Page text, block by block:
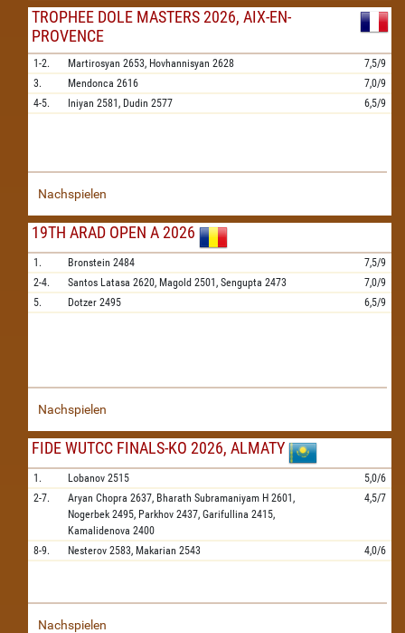
TROPHEE DOLE MASTERS 2026, AIX-EN-
PROVENCE
1-2. Martirosyan 2653, Hovhannisyan 2628
7,5/9
3.
Mendonca 2616
7,0/9
4-5.
Iniyan 2581, Dudin 2577 6,5/9
Nachspielen
19TH ARAD OPEN A 2026
1. Bronstein 2484
7,5/9
2-4.
Santos Latasa 2620, Magold 2501, Sengupta 2473
7,0/9
5.
Dotzer 2495 6,5/9
Nachspielen
FIDE WUTCC FINALS-KO 2026, ALMATY
1. Lobanov 2515
5,0/6
2-7.
Aryan Chopra 2637, Bharath Subramaniyam H 2601,
Nogerbek 2495, Parkhov 2437, Garifullina 2415,
Kamalidenova 2400
4,5/7
8-9. Nesterov 2583, Makarian 2543 4,0/6
Nachspielen